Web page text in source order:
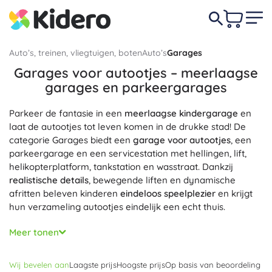
Auto’s, treinen, vliegtuigen, botenAuto’sGarages
Garages voor autootjes – meerlaagse
garages en parkeergarages
Parkeer de fantasie in een meerlaagse kindergarage en
laat de autootjes tot leven komen in de drukke stad! De
categorie Garages biedt een garage voor autootjes, een
parkeergarage en een servicestation met hellingen, lift,
helikopterplatform, tankstation en wasstraat. Dankzij
realistische details, bewegende liften en dynamische
afritten beleven kinderen eindeloos speelplezier en krijgt
hun verzameling autootjes eindelijk een echt thuis.
Kies uit
compacte garage voor op de kinderkamer of een
garage voor kinderenscoort met duurzaamheid en een
Meer tonen
Wij bevelen aanLaagste prijsHoogste prijsOp basis van beoordeling